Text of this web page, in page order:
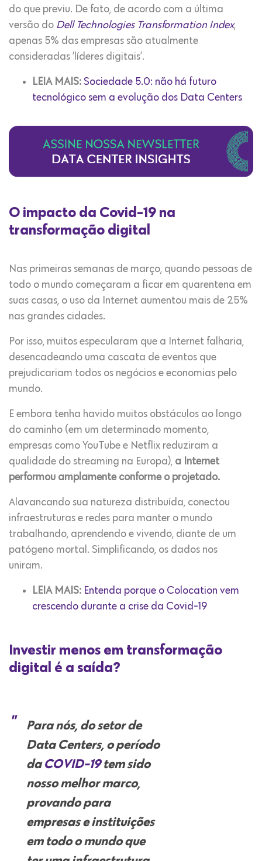
do que previu. De fato, de acordo com a última
versão do Dell Technologies Transformation Index,
apenas 5% das empresas são atualmente
consideradas ‘líderes digitais’.
LEIA MAIS: Sociedade 5.0: não há futuro
tecnológico sem a evolução dos Data Centers
O impacto da Covid-19 na
transformação digital
Nas primeiras semanas de março, quando pessoas de
todo o mundo começaram a ficar em quarentena em
suas casas, o uso da Internet aumentou mais de 25%
nas grandes cidades.
Por isso, muitos especularam que a Internet falharia,
desencadeando uma cascata de eventos que
prejudicariam todos os negócios e economias pelo
mundo.
E embora tenha havido muitos obstáculos ao longo
do caminho (em um determinado momento,
empresas como YouTube e Netflix reduziram a
qualidade do streaming na Europa), a Internet
performou amplamente conforme o projetado.
Alavancando sua natureza distribuída, conectou
infraestruturas e redes para manter o mundo
trabalhando, aprendendo e vivendo, diante de um
patógeno mortal. Simplificando, os dados nos
uniram.
LEIA MAIS: Entenda porque o Colocation vem
crescendo durante a crise da Covid-19
Investir menos em transformação
digital é a saída?
Para nós, do setor de
Data Centers, o período
daCOVID-19tem sido
nosso melhor marco,
provando para
empresas e instituições
em todo o mundo que